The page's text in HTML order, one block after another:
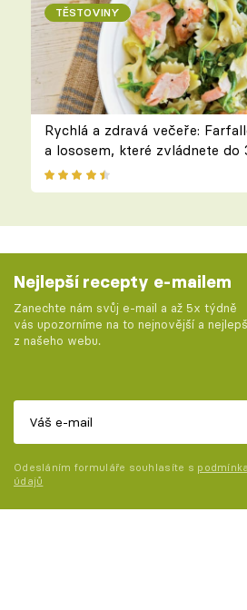
TĚSTOVINY
Rychlá a zdravá večeře:
a lososem, které zvládnete do
Nejlepší recepty e-mailem
Zanechte nám svůj e-mail a až 5x týdně
vás upozorníme na to nejnovější a
z našeho webu.
Odesláním formuláře souhlasíte s
údajů